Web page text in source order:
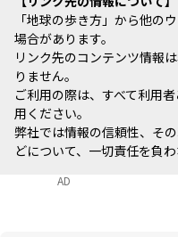
「地球の歩き方」から他の
場合があります。
リンク先のコンテンツ情報
りません。
ご利用の際は、すべて利用
用ください。
弊社では情報の信頼性、そ
どについて、一切責任を負わ
AD